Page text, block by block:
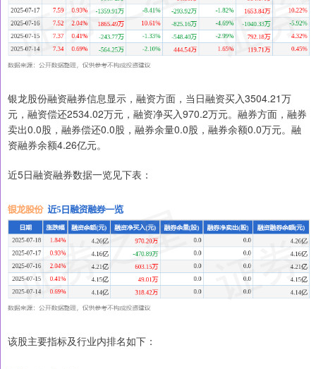
银龙股份融资融券信息显示，融资方面，当日融资买入3504.21万
元，融资偿还2534.02万元，融资净买入970.2万元。融券方面，融券
卖出0.0股，融券偿还0.0股，融券余量0.0股，融券余额0.0万元。融
资融券余额4.26亿元。
近5日融资融券数据一览见下表：
该股主要指标及行业内排名如下：